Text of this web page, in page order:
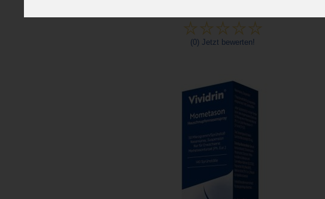
(0) Jetzt bewerten!